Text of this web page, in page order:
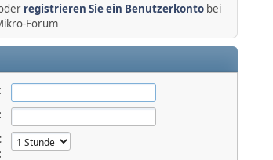
registrieren Sie ein Benutzerkontobei
Forum